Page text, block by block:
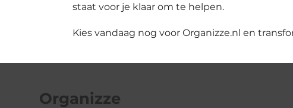
staat voor je klaar om te helpen.
Kies vandaag nog voor Organizze.nl en
Organizze